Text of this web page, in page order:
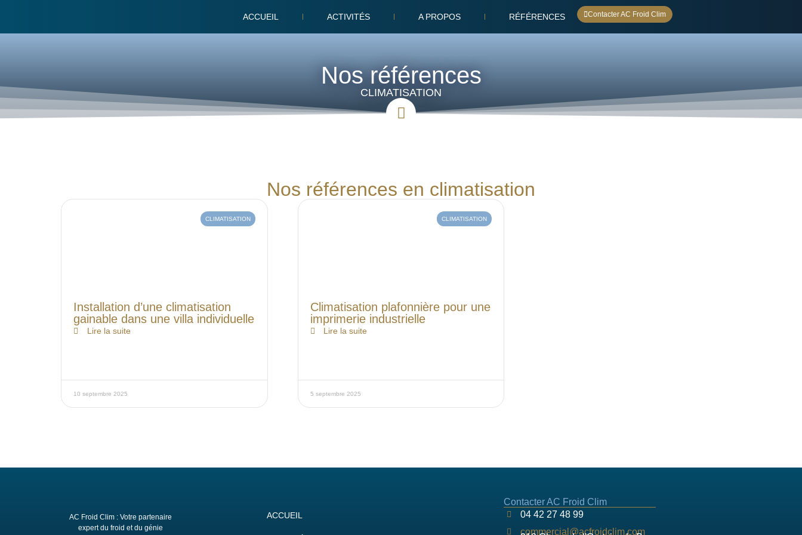
ACCUEIL ACTIVITÉS A PROPOS RÉFÉRENCES Contacter AC Froid Clim
Nos références
CLIMATISATION
Nos références en climatisation
Installation d’une climatisation
gainable dans une villa individuelle
Lire la suite
10 septembre 2025
CLIMATISATION
Climatisation plafonnière pour une
imprimerie industrielle
Lire la suite
5 septembre 2025
CLIMATISATION
AC Froid Clim : Votre partenaire
expert du froid et du génie
ACCUEIL
Contacter AC Froid Clim
04 42 27 48 99
commercial@acfroidclim.com